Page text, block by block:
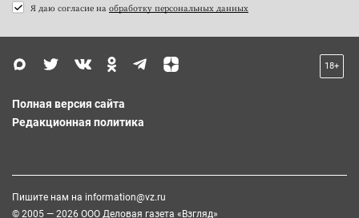
Я даю согласие на обработку персональных данных
18+
Полная версия сайта
Редакционная политика
Пишите нам на information@vz.ru
© 2005 — 2026 ООО Деловая газета «Взгляд»